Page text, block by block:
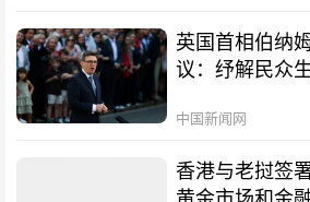
英国首相伯纳
议：纾解民众
中国新闻网
香港与老挝签